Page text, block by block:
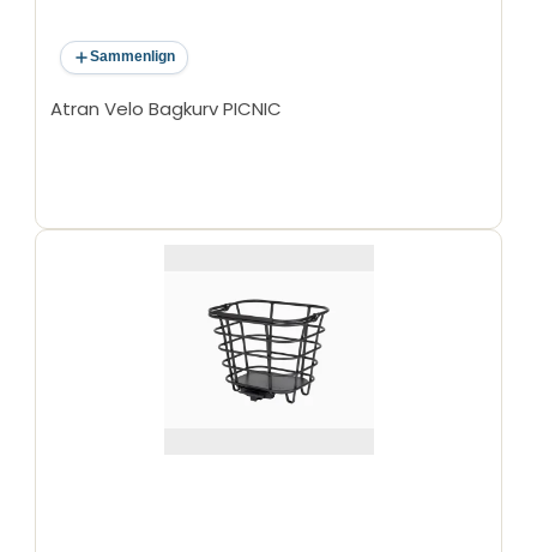
Sammenlign
Atran Velo Bagkurv PICNIC